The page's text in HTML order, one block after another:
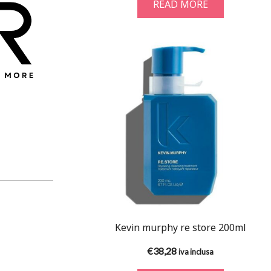
READ MORE
Kevin murphy re store 200ml
€38,28iva inclusa